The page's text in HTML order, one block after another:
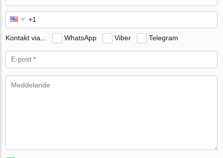
Kontakt via... WhatsApp Viber Telegram